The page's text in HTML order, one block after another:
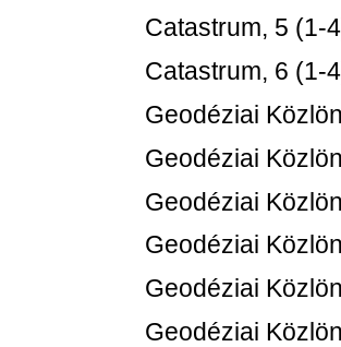
Catastrum, 5 (1-
Catastrum, 6 (1-
Geodéziai
Geodéziai
Geodéziai
Geodéziai
Geodéziai
Geodéziai